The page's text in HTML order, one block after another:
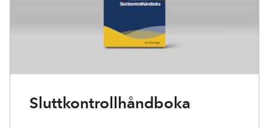
Sluttkontrollhåndboka